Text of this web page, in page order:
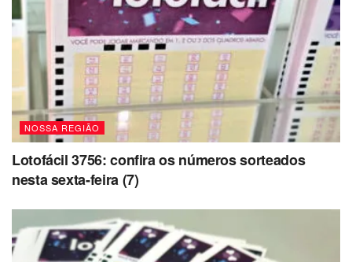
NOSSA REGIÃO
Lotofácil 3756: confira os números sorteados
nesta sexta-feira (7)